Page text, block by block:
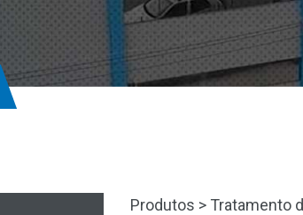
Produtos > Tratamento